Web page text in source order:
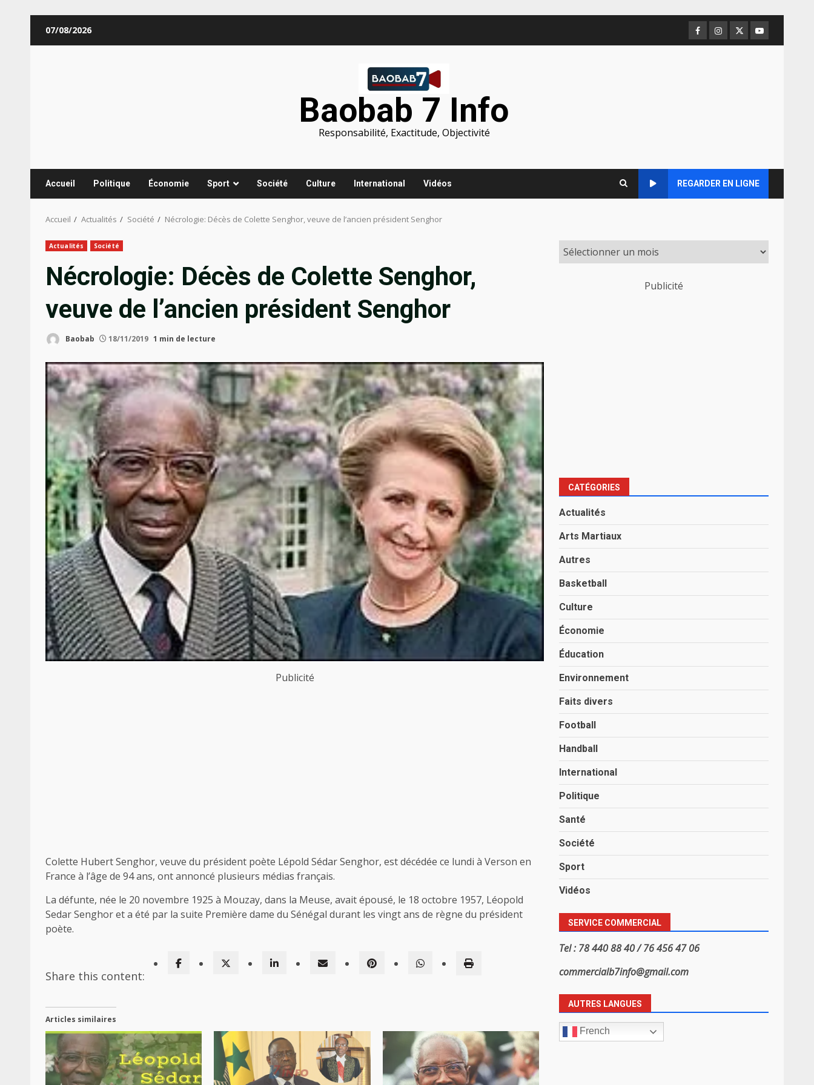
07/08/2026 Facebook
Instagram
TwitterYoutube
Baobab 7 Info
Responsabilité, Exactitude, Objectivité
Accueil Politique Économie Sport Société Culture International Vidéos REGARDER EN LIGNE
Accueil Actualités Société Nécrologie: Décès de Colette Senghor, veuve de l’ancien président Senghor
Actualités Société
Nécrologie: Décès de Colette Senghor,
veuve de l’ancien président Senghor
Baobab 18/11/2019 1 min de lecture
Publicité
Colette Hubert Senghor, veuve du président poète Lépold Sédar Senghor, est décédée ce lundi à Verson en
France à l’âge de 94 ans, ont annoncé plusieurs médias français.
La défunte, née le 20 novembre 1925 à Mouzay, dans la Meuse, avait épousé, le 18 octobre 1957, Léopold
Sedar Senghor et a été par la suite Première dame du Sénégal durant les vingt ans de règne du président
poète.
Share this content:
Articles similaires
Publicité
CATÉGORIES
Actualités
Arts Martiaux
Autres
Basketball
Culture
Économie
Éducation
Environnement
Faits divers
Football
Handball
International
Politique
Santé
Société
Sport
Vidéos
SERVICE COMMERCIAL
Tel : 78 440 88 40 / 76 456 47 06
commercialb7info@gmail.com
AUTRES LANGUES
French